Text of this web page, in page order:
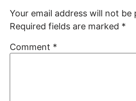
Your email address will not be
Required fields are marked *
Comment *